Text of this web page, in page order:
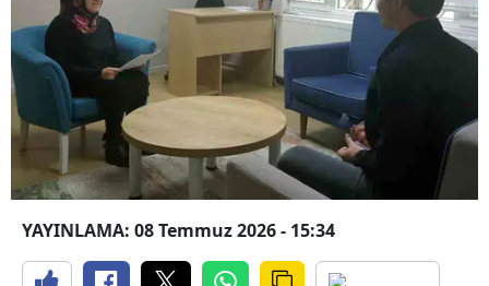
YAYINLAMA: 08 Temmuz 2026 - 15:34